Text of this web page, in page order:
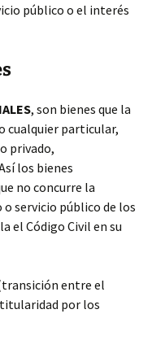
público o el interés
, son bienes que la
cualquier particular,
privado,
los bienes
no concurre la
servicio público de los
el Código Civil en su
entre el
por los